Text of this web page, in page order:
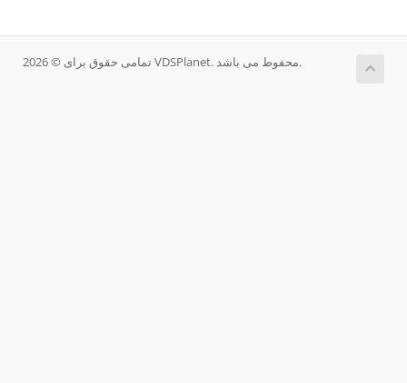
تمامی حقوق برای © 2026 VDSPlanet. محفوط می باشد.